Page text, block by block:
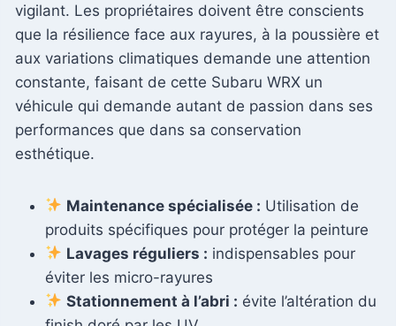
vigilant. Les propriétaires doivent être conscients
que la résilience face aux rayures, à la poussière et
aux variations climatiques demande une attention
constante, faisant de cette Subaru WRX un
véhicule qui demande autant de passion dans ses
performances que dans sa conservation
esthétique.
Maintenance spécialisée : Utilisation de
produits spécifiques pour protéger la peinture
Lavages réguliers : indispensables pour
éviter les micro-rayures
Stationnement à l’abri : évite l’altération du